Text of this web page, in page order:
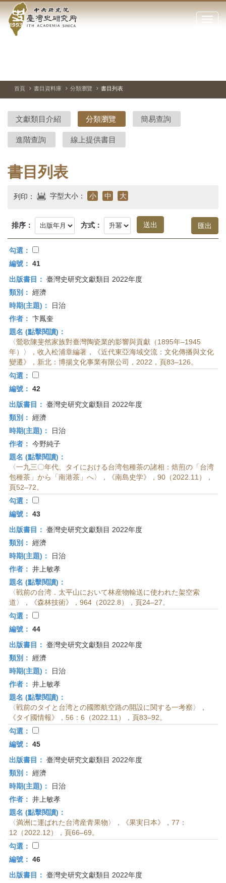
到中
央
院-
臺
灣
史
研
究
首
頁
點
閉
站
停、
圖
圖
結
首頁 書目資料庫 分類瀏覽 書目列表
文獻類目介紹 分類瀏覽 簡易查詢
進階查詢 線上提供書目
書目列表
列印： 字型大小： 小 中 大
排序： 方式：
勾選：
編號： 41
出版書目： 臺灣史研究文獻類目 2022年度
類別： 經濟
時期(主題)：
日治
作者： 卞鳳奎
題名 (點擊閱讀)：
〈鶯歌陳斐然家族對臺灣陶瓷業的影響與貢獻（1895年–1945
年）〉，收入松浦章編著，《近代東亞海域交流：文化傳播與文化
變遷》，新北：博揚文化事業有限公司，2022，頁83–126。
勾選：
編號： 42
出版書目： 臺灣史研究文獻類目 2022年度
類別： 經濟
時期(主題)：
日治
作者： 今野純子
題名 (點擊閱讀)：
〈一九三〇年代、タイにおける台湾包種茶の諸相：焙煎の「台湾
包種茶」から「南港茶」へ〉，《南島史学》，90（2022.11），
頁52–72。
勾選：
編號： 43
出版書目： 臺灣史研究文獻類目 2022年度
類別： 經濟
時期(主題)：
日治
作者： 井上敏孝
題名 (點擊閱讀)：
〈戦前の台湾．太平山において林産物輸送に使われた架空索
道〉，《森林技術》，964（2022.8），頁24–27。
勾選：
編號： 44
出版書目： 臺灣史研究文獻類目 2022年度
類別： 經濟
時期(主題)：
日治
作者： 井上敏孝
題名 (點擊閱讀)：
〈戦前のタイと台湾との國際航空路の開設に関する一考察〉，
《タイ國情報》，56：6（2022.11），頁83–92。
勾選：
編號： 45
出版書目： 臺灣史研究文獻類目 2022年度
類別： 經濟
時期(主題)：
日治
作者： 井上敏孝
題名 (點擊閱讀)：
〈満洲に運ばれた台湾産青果物〉，《果実日本》，77：
12（2022.12），頁66–69。
勾選：
編號： 46
出版書目： 臺灣史研究文獻類目 2022年度